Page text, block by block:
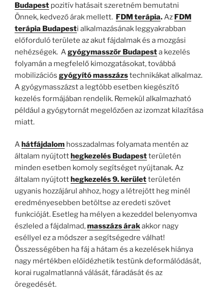
Budapest pozitív hatásait szeretném bemutatni
Önnek, kedvező árak mellett. FDM terápia.Az FDM
terápia Budapesti alkalmazásának leggyakrabban
előforduló területe az akut fájdalmak és a mozgási
nehézségek. Agyógymasszőr Budapesta kezelés
folyamán a megfelelő kimozgatásokat, továbbá
mobilizációs gyógyító masszázstechnikákat alkalmaz.
A gyógymasszázst a legtöbb esetben kiegészítő
kezelés formájában rendelik. Remekül alkalmazható
például a gyógytornát megelőzően az izomzat kilazítása
miatt.
A hátfájdalom hosszadalmas folyamata mentén az
általam nyújtott hegkezelés Budapestterületén
minden esetben komoly segítséget nyújtanak. Az
általam nyújtott hegkezelés 9. kerületterületén
ugyanis hozzájárul ahhoz, hogy a létrejött heg minél
eredményesebben betöltse az eredeti szövet
funkcióját. Esetleg ha mélyen a kezeddel belenyomva
észleled a fájdalmad,masszázs árakakkor nagy
eséllyel ez a módszer a segítségedre válhat!
Összességében ha fáj a hátam és a kezelések hiánya
nagy mértékben előidézhetik testünk deformálódását,
korai rugalmatlanná válását, fáradását és az
öregedését.